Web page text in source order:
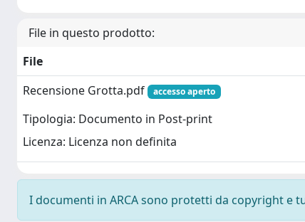
File in questo prodotto:
File
Recensione Grotta.pdf
accesso aperto
Tipologia: Documento in Post-print
Licenza: Licenza non definita
I documenti in ARCA sono protetti da copyright e